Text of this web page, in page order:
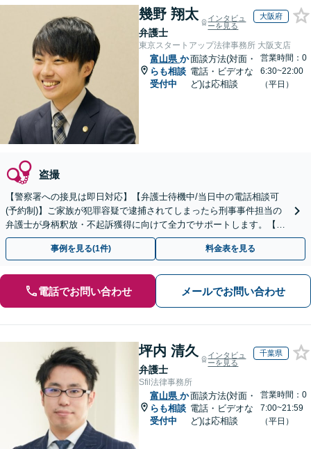
幾野 翔太
弁護士
インタビュ
ーを見る
大阪府
東京スタートアップ法律事務所 大阪支店
富山県 か
らも相談
受付中
面談方法(対面・
電話・ビデオな
ど)は応相談
営業時間：0
6:30~22:00
（平日）
盗撮
【警察署への接見は即日対応】【弁護士待機中/当日中の電話相談可
(予約制)】ご家族が犯罪容疑で逮捕されてしまったら刑事事件担当の
弁護士が身柄釈放・不起訴獲得に向けて全力でサポートします。【毎
月100名以上の相談実績】【全国対応】
事例を見る(1件) 料金表を見る
電話でお問い合わせ メールでお問い合わせ
坪内 清久
弁護士
インタビュ
ーを見る
千葉県
Sfil法律事務所
富山県 か
らも相談
受付中
面談方法(対面・
電話・ビデオな
ど)は応相談
営業時間：0
7:00~21:59
（平日）